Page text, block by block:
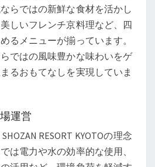
らではの新鮮な食材を活かし
しいフレンチ京料理など、四
るメニューが揃っています。
ではの風味豊かな味わいをゲ
るおもてなしを実現していま
運営
RESORT KYOTOの理念
は電力や水の効率的な使用、